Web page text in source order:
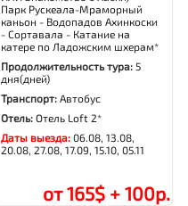
Парк Рускеала-Мраморный
каньон - Водопадов Ахинкоски
- Сортавала - Катание на
катере по Ладожским шхерам*
Продолжительность тура: 5
дня(дней)
Транспорт:Автобус
Отель:Отель Loft 2*
Даты выезда:06.08, 13.08,
20.08, 27.08, 17.09, 15.10, 05.11
от 165$ + 100р.